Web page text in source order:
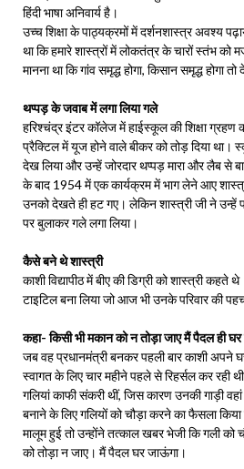
हिंदी भाषा अनिवार्य है।
उच्च शिक्षा के पाठ्यक्रमों में दर्शनशास्त्र अवश्‍य
था कि हमारे शास्त्रों में लोकतंत्र के चारों स्तंभ
मानना था कि गांव समृद्ध होगा, किसान समृद्ध होगा तो
थप्‍पड़ के जवाब में लगा लिया गले
हरिश्चंद्र इंटर कॉलेज में हाईस्कूल की शिक्षा ग्रहण
प्रैक्टिल में यूज होने वाले बीकर को तोड़ दिया था।
देख लिया और उन्‍हें जोरदार थप्पड़ मारा और लैब से
के बाद 1954 में एक कार्यक्रम में भाग लेने आए
उनको देखते ही हट गए। लेकिन शास्त्री जी ने उन्हें
पर बुलाकर गले लगा लिया।
कैसे बने थे शास्‍त्री
काशी विद्यापीठ में बीए की डिग्री को शास्त्री कहते
टाइटिल बना लिया जो आज भी उनके परिवार की
कहा- किसी भी मकान को न तोड़ा जाए मैं पैदल ही
जब वह प्रधानमंत्री बनकर पहली बार काशी
स्वागत के लिए चार महीने पहले से रिहर्सल कर रही
गलियां काफी संकरी थीं, जिस कारण उनकी गाड़ी
बनाने के लिए गलियों को चौड़ा करने का फैसला
मालूम हुई तो उन्होंने तत्काल खबर भेजी कि गली को
को तोड़ा न जाए। मैं पैदल घर जाऊंगा।